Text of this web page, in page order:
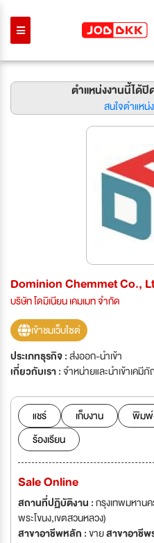
ตำแหน่งงานนี้ได้
สนใจตำแห
Dominion Chemmet Co.,
บริษัท โดมิเนียน เคมเมท จำกัด
เข้าชมเว็บไซต์
ประเภทธุรกิจ :ส่งออก-นำเข้า
เกี่ยวกับเรา :จำหน่ายและนำเข้าเคมี
แชร์ เก็บงาน
พิมพ์
ร้องเรียน
Sale Online
สถานที่ปฏิบัติงาน :กรุงเทพมหานค
พระโขนง,เขตสวนหลวง)
สาขาอาชีพหลัก :ขายสาขาอาชีพ